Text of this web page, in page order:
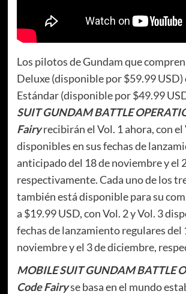
Los pilotos de Gundam que
Deluxe (disponible por $59.99 USD)
Estándar (disponible por $49.99
SUIT GUNDAM BATTLE
Fairyrecibirán el Vol. 1 ahora, con el
disponibles en sus fechas de
anticipado del 18 de noviembre y el
respectivamente. Cada uno de los
también está disponible para su
a $19.99 USD, con Vol. 2 y Vol. 3
fechas de lanzamiento regulares del
noviembre y el 3 de diciembre,
MOBILE SUIT GUNDAM BATTLE
Code Fairyse basa en el mundo